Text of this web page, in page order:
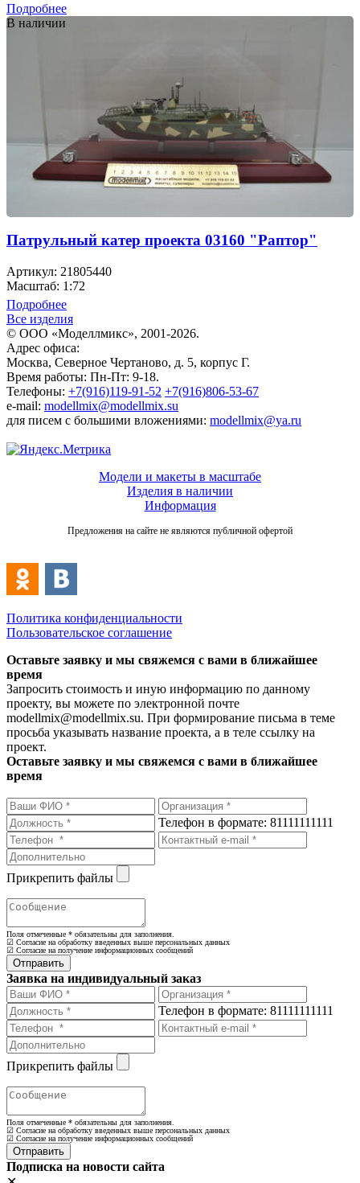
Подробнее
В наличии
Патрульный катер проекта 03160 "Раптор"
Артикул: 21805440
Масштаб: 1:72
Подробнее
Все изделия
© ООО «Моделлмикс», 2001-2026.
Адрес офиса:
Москва, Северное Чертаново, д. 5, корпус Г.
Время работы: Пн-Пт: 9-18.
Телефоны: +7(916)119-91-52 +7(916)806-53-67
e-mail: modellmix@modellmix.su
для писем с большими вложениями: modellmix@ya.ru
Модели и макеты в масштабе
Изделия в наличии
Информация
Предложения на сайте не являются публичной офертой
Политика конфиденциальности
Пользовательское соглашение
Оставьте заявку и мы свяжемся с вами в ближайшее
время
Запросить стоимость и иную информацию по данному
проекту, вы можете по электронной почте
modellmix@modellmix.su. При формирование письма в теме
просьба указывать название проекта, а в теле ссылку на
проект.
Оставьте заявку и мы свяжемся с вами в ближайшее
время
Телефон в формате: 81111111111
Прикрепить файлы
Поля отмеченные * обязательны для заполнения.
☑ Согласие на обработку введенных выше персональных данных
☑ Согласие на получение информационных сообщений
Заявка на индивидуальный заказ
Телефон в формате: 81111111111
Прикрепить файлы
Поля отмеченные * обязательны для заполнения.
☑ Согласие на обработку введенных выше персональных данных
☑ Согласие на получение информационных сообщений
Подписка на новости сайта